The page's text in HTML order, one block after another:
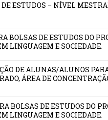
ESTUDOS – NÍVEL
DE ESTUDOS DO
LINGUAGEM E SOCIEDADE.
DE ALUNAS/ALUNOS
ÁREA DE
BOLSAS DE ESTUDOS DO
LINGUAGEM E SOCIEDADE.